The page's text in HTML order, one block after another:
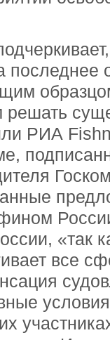
решать
РИА
«так
все